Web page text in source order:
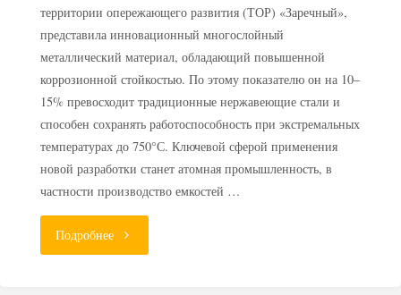
территории опережающего развития (ТОР) «Заречный»,
представила инновационный многослойный
металлический материал, обладающий повышенной
коррозионной стойкостью. По этому показателю он на 10–
15% превосходит традиционные нержавеющие стали и
способен сохранять работоспособность при экстремальных
температурах до 750°С. Ключевой сферой применения
новой разработки станет атомная промышленность, в
частности производство емкостей …
Подробнее"В